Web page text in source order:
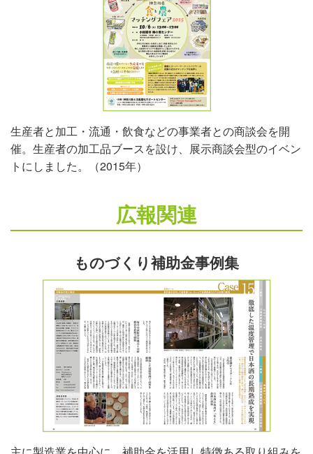
生産者と加工・流通・飲食などの事業者との商談会を開
催。生産者の加工品ブースを設け、展示商談会型のイベン
トにしました。（2015年）
広報関連
ものづくり補助金事例集